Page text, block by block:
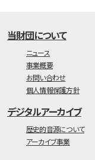
当財団について
ニュース
事業概要
お問い合わせ
個人情報保護方針
デジタルアーカイブ
歴史的音源について
アーカイブ事業